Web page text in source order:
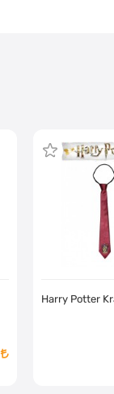
Harry Potter